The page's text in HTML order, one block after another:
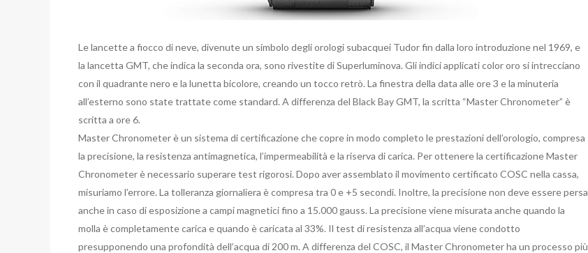
Le lancette a fiocco di neve, divenute un simbolo degli orologi subacquei Tudor fin dalla loro introduzione nel 1969, e
la lancetta GMT, che indica la seconda ora, sono rivestite di Superluminova. Gli indici applicati color oro si intrecciano
con il quadrante nero e la lunetta bicolore, creando un tocco retrò. La finestra della data alle ore 3 e la minuteria
all’esterno sono state trattate come standard. A differenza del Black Bay GMT, la scritta “Master Chronometer” è
scritta a ore 6.
Master Chronometer è un sistema di certificazione che copre in modo completo le prestazioni dell’orologio, compresa
la precisione, la resistenza antimagnetica, l’impermeabilità e la riserva di carica. Per ottenere la certificazione Master
Chronometer è necessario superare test rigorosi. Dopo aver assemblato il movimento certificato COSC nella cassa,
misuriamo l’errore. La tolleranza giornaliera è compresa tra 0 e +5 secondi. Inoltre, la precisione non deve essere persa
anche in caso di esposizione a campi magnetici fino a 15.000 gauss. La precisione viene misurata anche quando la
molla è completamente carica e quando è caricata al 33%. Il test di resistenza all’acqua viene condotto
presupponendo una profondità dell’acqua di 200 m. A differenza del COSC, il Master Chronometer ha un processo più